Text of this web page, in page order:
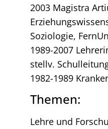
2003 Magistra
Soziologie,
1989-2007
stellv.
1982-1989
Themen:
Lehre und